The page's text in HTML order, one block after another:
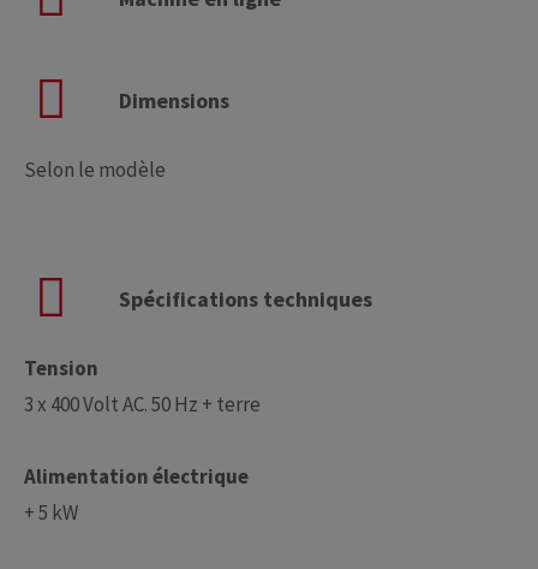
Dimensions
Selon le modèle
Spécifications techniques
Tension
3 x 400 Volt AC. 50 Hz + terre
Alimentation électrique
+ 5 kW